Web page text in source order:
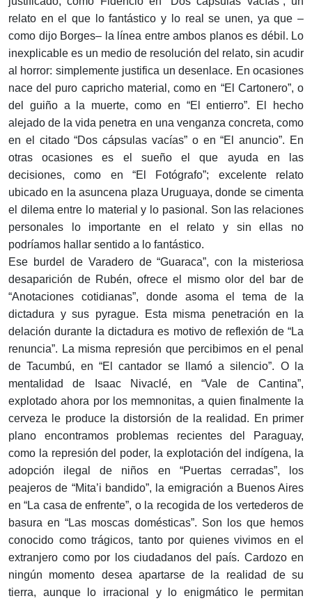
relato en el que lo fantástico y lo real se unen, ya que –
como dijo Borges– la línea entre ambos planos es débil. Lo
inexplicable es un medio de resolución del relato, sin acudir
al horror: simplemente justifica un desenlace. En ocasiones
nace del puro capricho material, como en “El Cartonero”, o
del guiño a la muerte, como en “El entierro”. El hecho
alejado de la vida penetra en una venganza concreta, como
en el citado “Dos cápsulas vacías” o en “El anuncio”. En
otras ocasiones es el sueño el que ayuda en las
decisiones, como en “El Fotógrafo”; excelente relato
ubicado en la asuncena plaza Uruguaya, donde se cimenta
el dilema entre lo material y lo pasional. Son las relaciones
personales lo importante en el relato y sin ellas no
podríamos hallar sentido a lo fantástico.
Ese burdel de Varadero de “Guaraca”, con la misteriosa
desaparición de Rubén, ofrece el mismo olor del bar de
“Anotaciones cotidianas”, donde asoma el tema de la
dictadura y sus pyrague. Esta misma penetración en la
delación durante la dictadura es motivo de reflexión de “La
renuncia”. La misma represión que percibimos en el penal
de Tacumbú, en “El cantador se llamó a silencio”. O la
mentalidad de Isaac Nivaclé, en “Vale de Cantina”,
explotado ahora por los memnonitas, a quien finalmente la
cerveza le produce la distorsión de la realidad. En primer
plano encontramos problemas recientes del Paraguay,
como la represión del poder, la explotación del indígena, la
adopción ilegal de niños en “Puertas cerradas”, los
peajeros de “Mita’i bandido”, la emigración a Buenos Aires
en “La casa de enfrente”, o la recogida de los vertederos de
basura en “Las moscas domésticas”. Son los que hemos
conocido como trágicos, tanto por quienes vivimos en el
extranjero como por los ciudadanos del país. Cardozo en
ningún momento desea apartarse de la realidad de su
tierra, aunque lo irracional y lo enigmático le permitan